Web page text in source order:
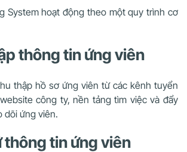
System hoạt động theo một quy trình cơ
thông tin ứng viên
thập hồ sơ ứng viên từ các kênh tuyển
công ty, nền tảng tìm việc và đẩy
dõi ứng viên.
thông tin ứng viên